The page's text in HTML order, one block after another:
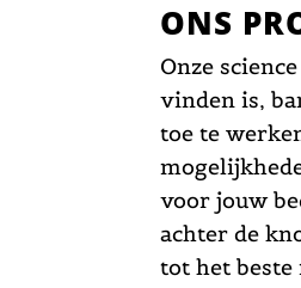
ONS
Onze
vinden is,
toe te
voor jouw
achter de
tot het